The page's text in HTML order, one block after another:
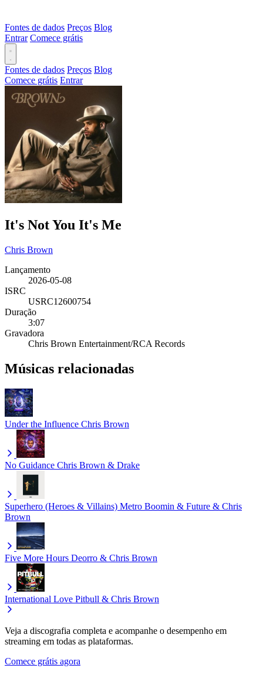
Fontes de dados Preços Blog
Entrar Comece grátis
Fontes de dados Preços Blog
Comece grátis Entrar
It's Not You It's Me
Chris Brown
Lançamento
2026-05-08
ISRC
USRC12600754
Duração
3:07
Gravadora
Chris Brown Entertainment/RCA Records
Músicas relacionadas
Under the Influence Chris Brown
No Guidance Chris Brown & Drake
Superhero (Heroes & Villains) Metro Boomin & Future & Chris
Brown
Five More Hours Deorro & Chris Brown
International Love Pitbull & Chris Brown
Veja a discografia completa e acompanhe o desempenho em
streaming em todas as plataformas.
Comece grátis agora